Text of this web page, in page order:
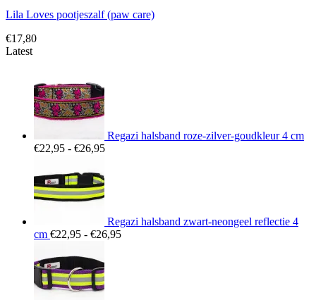
Lila Loves pootjeszalf (paw care)
€17,80
Latest
Regazi halsband roze-zilver-goudkleur 4 cm
€22,95 - €26,95Prijsklasse:
Regazi halsband zwart-neongeel reflectie 4
cm €22,95 - €26,95Prijsklasse: